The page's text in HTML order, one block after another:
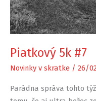
Piatkový 5k #7
Novinky v skratke / 26/
Parádna správa tohto